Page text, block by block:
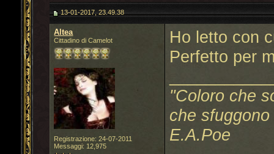
13-01-2017, 23.49.38
Altea
Cittadino di Camelot
Registrazione: 24-07-2011
Messaggi: 12,975
Ho letto con
Perfetto per
"Coloro che
che
E.A.Poe